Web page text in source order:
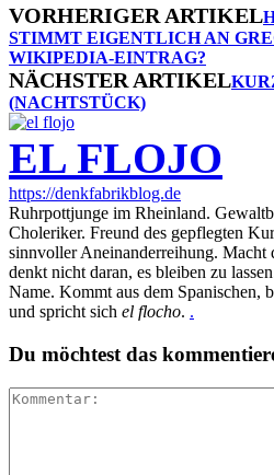
VORHERIGER ARTIKEL
STIMMT EIGENTLICH AN
WIKIPEDIA-EINTRAG?
NÄCHSTER ARTIKEL
(NACHTSTÜCK)
EL FLOJO
https://denkfabrikblog.de
Ruhrpottjunge im Rheinland.
Choleriker. Freund des gepflegten
sinnvoller Aneinanderreihung. Macht
denkt nicht daran, es bleiben zu
Name. Kommt aus dem Spanischen,
und spricht sich el flocho. .
Du möchtest das